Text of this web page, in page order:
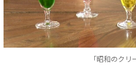
「昭和のクリ